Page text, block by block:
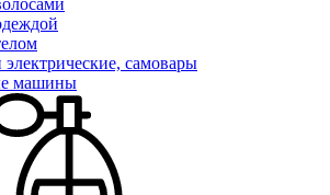
самовары
машины